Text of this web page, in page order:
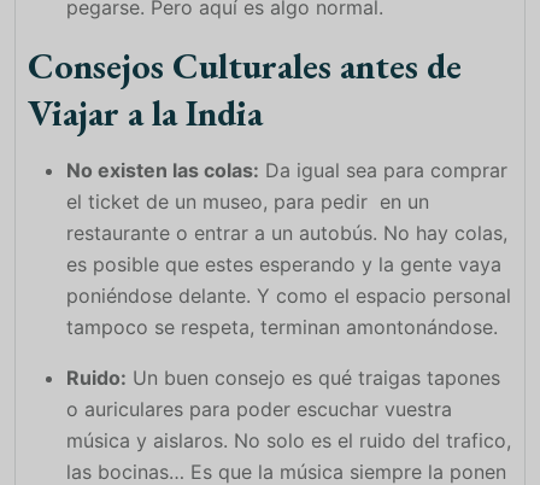
pegarse. Pero aquí es algo normal.
Consejos Culturales antes de
Viajar a la India
No existen las colas: Da igual sea para comprar
el ticket de un museo, para pedir en un
restaurante o entrar a un autobús. No hay colas,
es posible que estes esperando y la gente vaya
poniéndose delante. Y como el espacio personal
tampoco se respeta, terminan amontonándose.
Ruido: Un buen consejo es qué traigas tapones
o auriculares para poder escuchar vuestra
música y aislaros. No solo es el ruido del trafico,
las bocinas… Es que la música siempre la ponen